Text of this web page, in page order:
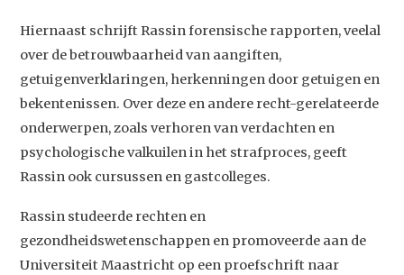
Studium Generale
Home
Agenda
Video
Hiernaast schrijft Rassin forensische rapporten, veelal
over de betrouwbaarheid van aangiften,
getuigenverklaringen, herkenningen door getuigen en
bekentenissen. Over deze en andere recht-gerelateerde
onderwerpen, zoals verhoren van verdachten en
psychologische valkuilen in het strafproces, geeft
Rassin ook cursussen en gastcolleges.
Rassin studeerde rechten en
gezondheidswetenschappen en promoveerde aan de
Universiteit Maastricht op een proefschrift naar